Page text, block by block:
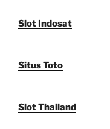
Slot Indosat
Situs Toto
Slot Thailand